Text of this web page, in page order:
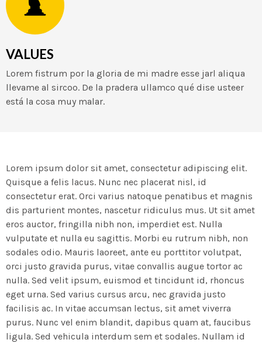
VALUES
Lorem fistrum por la gloria de mi madre esse jarl aliqua
llevame al sircoo. De la pradera ullamco qué dise usteer
está la cosa muy malar.
Lorem ipsum dolor sit amet, consectetur adipiscing elit.
Quisque a felis lacus. Nunc nec placerat nisl, id
consectetur erat. Orci varius natoque penatibus et magnis
dis parturient montes, nascetur ridiculus mus. Ut sit amet
eros auctor, fringilla nibh non, imperdiet est. Nulla
vulputate et nulla eu sagittis. Morbi eu rutrum nibh, non
sodales odio. Mauris laoreet, ante eu porttitor volutpat,
orci justo gravida purus, vitae convallis augue tortor ac
nulla. Sed velit ipsum, euismod et tincidunt id, rhoncus
eget urna. Sed varius cursus arcu, nec gravida justo
facilisis ac. In vitae accumsan lectus, sit amet viverra
purus. Nunc vel enim blandit, dapibus quam at, faucibus
ligula. Sed vehicula interdum sem et sodales. Nullam id